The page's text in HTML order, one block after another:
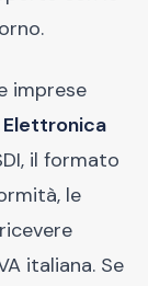
imprese
il formato
le
italiana. Se